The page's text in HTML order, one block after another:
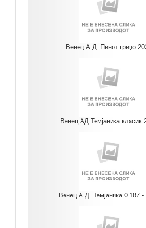
Венец А.Д. Пинот гриџо
Венец АД Темјаника класик
Венец А.Д. Темјаника 0.187 -